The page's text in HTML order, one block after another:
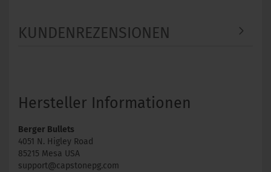
KUNDENREZENSIONEN
Hersteller Informationen
Berger Bullets
4051 N. Higley Road
85215 Mesa USA
support@capstonepg.com